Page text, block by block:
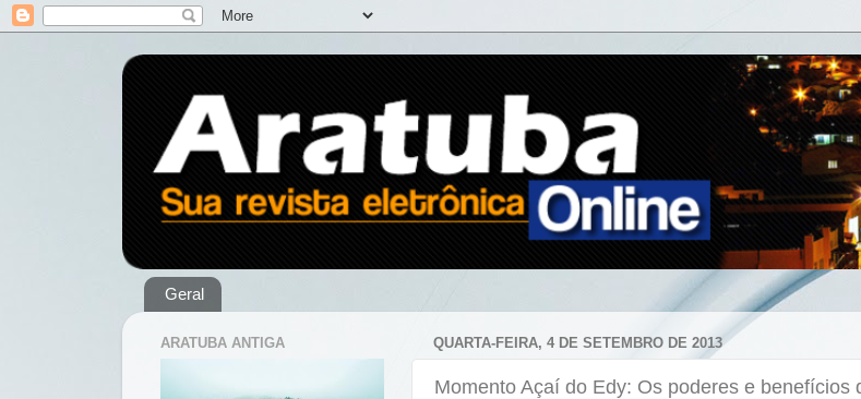
Geral
QUARTA-FEIRA, 4 DE SETEMBRO DE 2013
Momento Açaí do Edy: Os poderes e benefícios
ARATUBA ANTIGA